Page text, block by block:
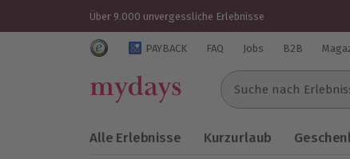
Über 9.000 unvergessliche Erlebnisse
Trustedshops Bewertungen für mydays.de
PAYBACK FAQ Jobs B2B
Suche nach
Alle Erlebnisse Kurzurlaub